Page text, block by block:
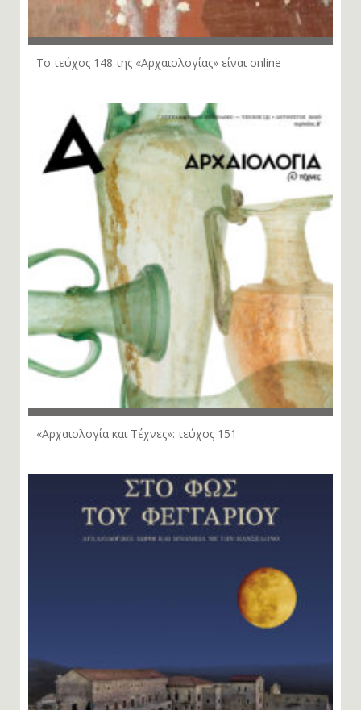
Το τεύχος 148 της «Αρχαιολογίας» είναι online
«Αρχαιολογία και Τέχνες»: τεύχος 151